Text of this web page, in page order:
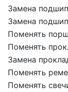
Замена
Замена
Поменять
Поменять
Замена
Поменять
Поменять